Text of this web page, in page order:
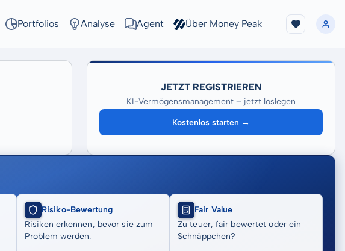
Portfolios Analyse Agent Über Money Peak
JETZT REGISTRIEREN
KI-Vermögensmanagement – jetzt loslegen
Kostenlos starten →
Risiko-Bewertung
Risiken erkennen, bevor sie zum
Problem werden.
Fair Value
Zu teuer, fair bewertet oder ein
Schnäppchen?